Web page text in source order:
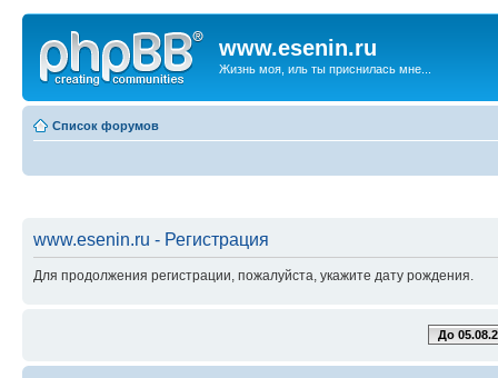
www.esenin.ru
Жизнь моя, иль ты приснилась мне...
Список форумов
www.esenin.ru - Регистрация
Для продолжения регистрации, пожалуйста, укажите дату рождения.
До